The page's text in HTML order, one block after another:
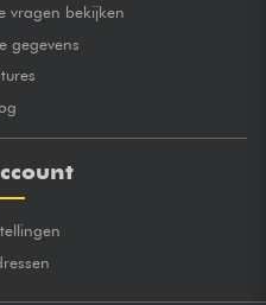
vragen bekijken
gegevens